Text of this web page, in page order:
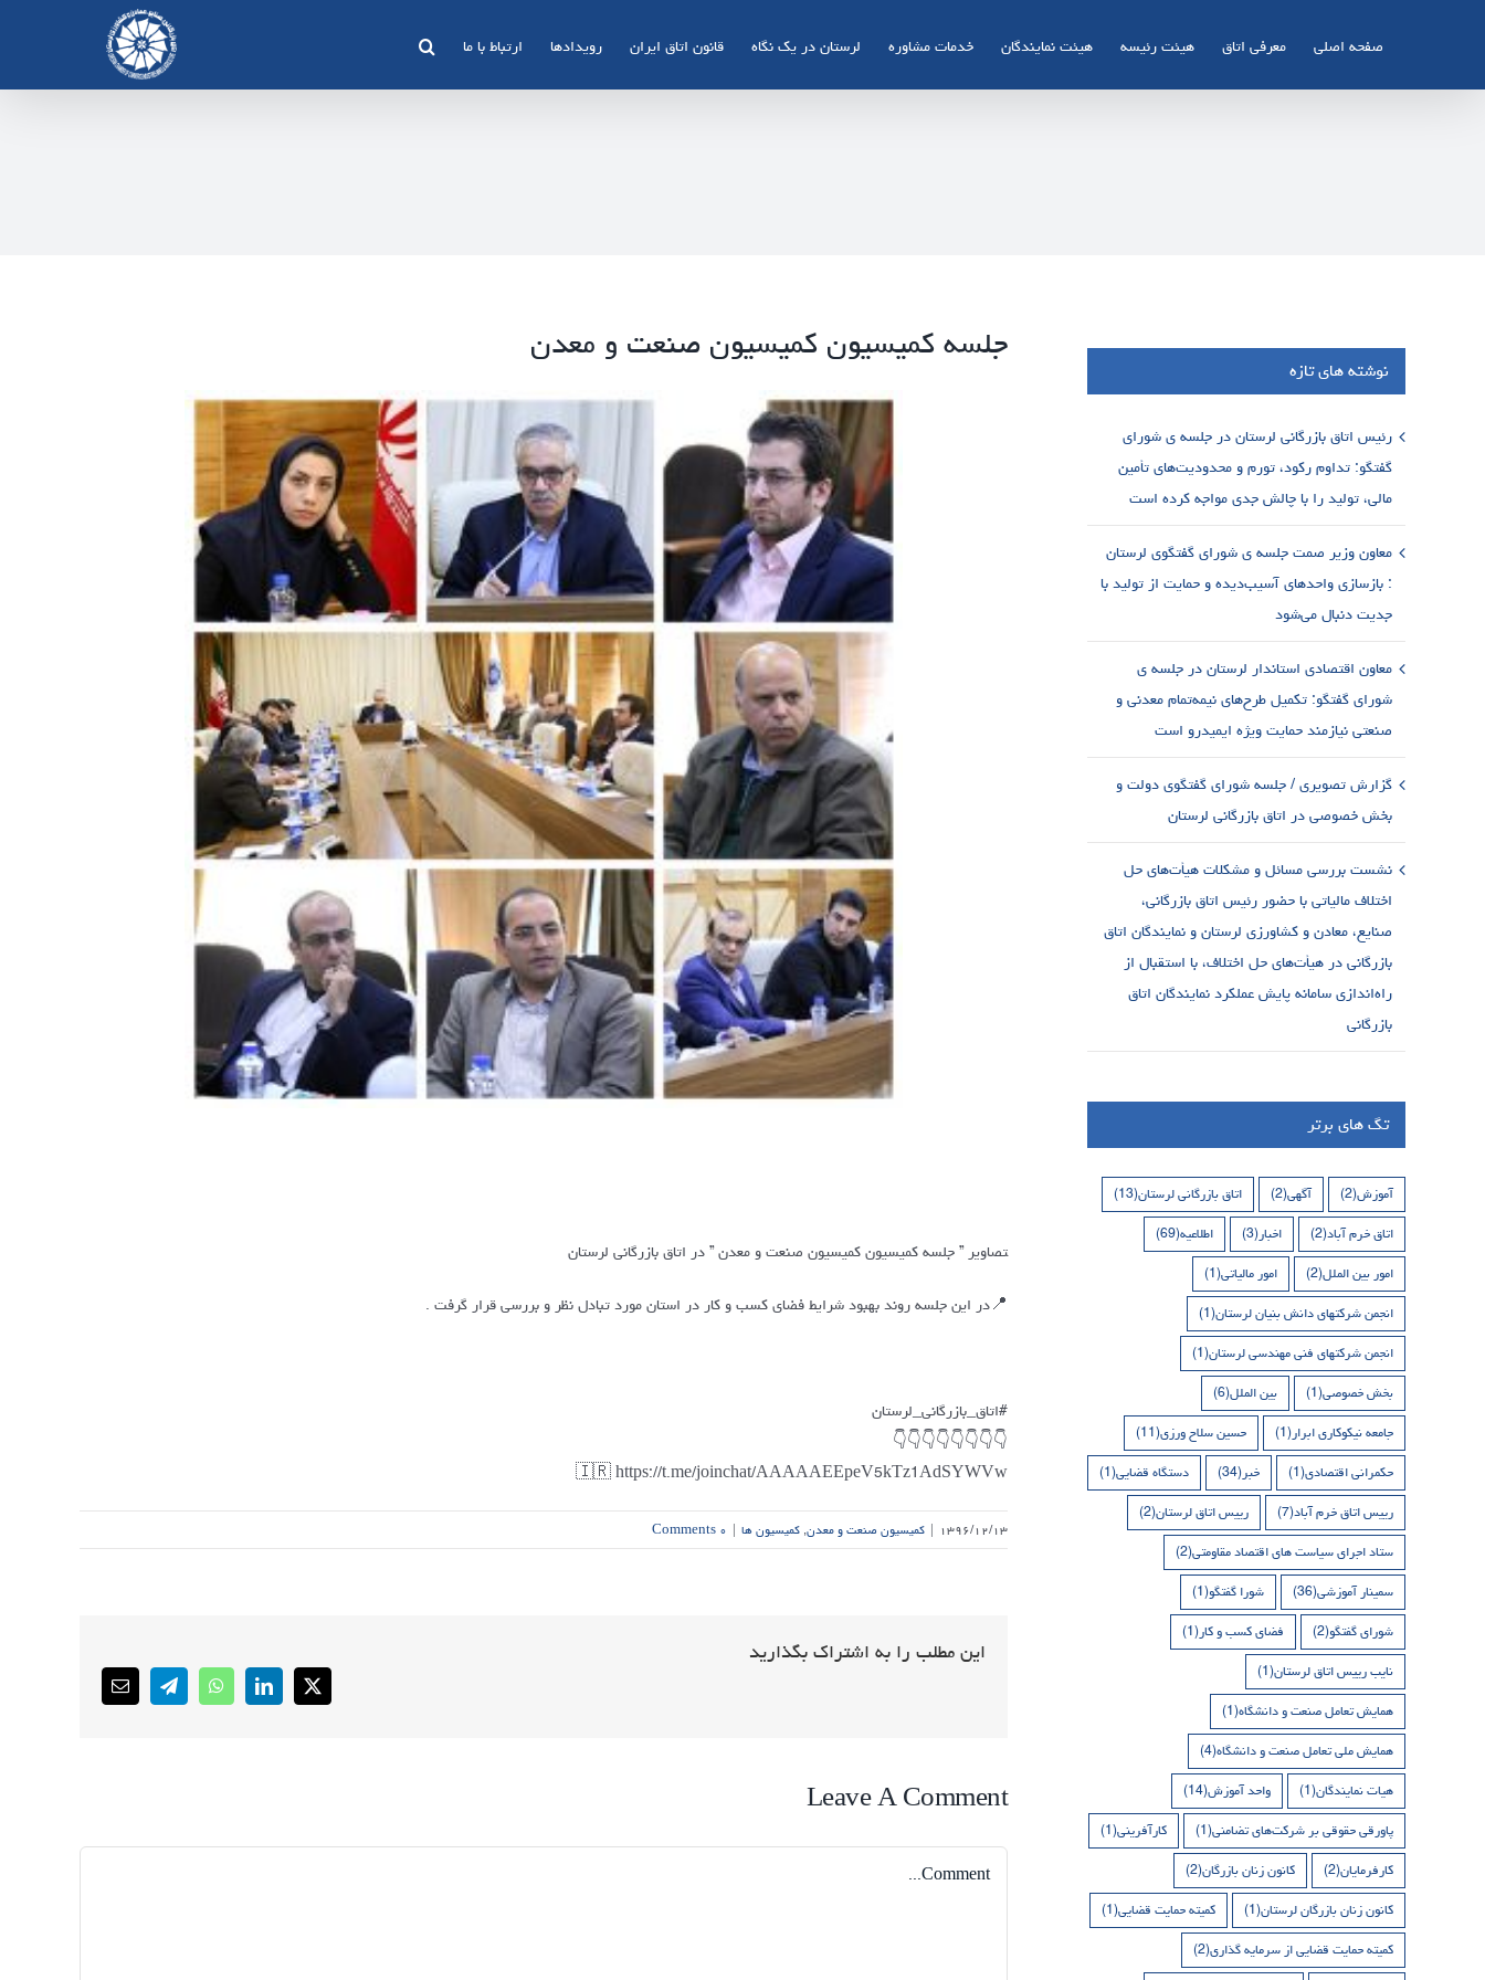
صفحه اصلی معرفی اتاق هیئت رئیسه هیئت نمایندگان خدمات مشاوره لرستان در یک نگاه قانون اتاق ایران رویدادها ارتباط با ما
جلسه کمیسیون کمیسیون صنعت و معدن
‍تصاویر ” جلسه کمیسیون کمیسیون صنعت و معدن ” در اتاق بازرگانی لرستان
📍در این جلسه روند بهبود شرایط فضای کسب و کار در استان مورد تبادل نظر و بررسی قرار گرفت .
#اتاق_بازرگانی_لرستان
👇👇👇👇👇👇👇👇
🇮🇷 https://t.me/joinchat/AAAAAEEpeV5kTz1AdSYWVw
۱۳۹۶/۱۲/۱۳ | کمیسیون صنعت و معدن,کمیسیون ها | ۰ Comments
این مطلب را به اشتراک بگذارید
X
LinkedIn
WhatsApp
Telegram
Email
Leave A Comment
نوشته های تازه
رئیس اتاق بازرگانی لرستان در جلسه ی شورای
گفتگو: تداوم رکود، تورم و محدودیت‌های تأمین
مالی، تولید را با چالش جدی مواجه کرده است
معاون وزیر صمت جلسه ی شورای گفتگوی لرستان
: بازسازی واحدهای آسیب‌دیده و حمایت از تولید با
جدیت دنبال می‌شود
معاون اقتصادی استاندار لرستان در جلسه ی
شورای گفتگو: تکمیل طرح‌های نیمه‌تمام معدنی و
صنعتی نیازمند حمایت ویژه ایمیدرو است
گزارش تصویری / جلسه شورای گفتگوی دولت و
بخش خصوصی در اتاق بازرگانی لرستان
نشست بررسی مسائل و مشکلات هیأت‌های حل
اختلاف مالیاتی با حضور رئیس اتاق بازرگانی،
صنایع، معادن و کشاورزی لرستان و نمایندگان اتاق
بازرگانی در هیأت‌های حل اختلاف، با استقبال از
راه‌اندازی سامانه پایش عملکرد نمایندگان اتاق
بازرگانی
تگ های برتر
آموزش(2) آگهی(2) اتاق بازرگانی لرستان(13)
اتاق خرم آباد(2) اخبار(3) اطلاعیه(69)
امور بین الملل(2) امور مالیاتی(1)
انجمن شرکتهای دانش بنیان لرستان(1)
انجمن شرکتهای فنی مهندسی لرستان(1)
بخش خصوصی(1) بین الملل(6)
جامعه نیکوکاری ابرار(1) حسین سلاح ورزی(11)
حکمرانی اقتصادی(1) خبر(34) دستگاه قضایی(1)
رییس اتاق خرم آباد(7) رییس اتاق لرستان(2)
ستاد اجرای سیاست های اقتصاد مقاومتی(2)
سمینار آموزشی(36) شورا گفتگو(1)
شورای گفتگو(2) فضای کسب و کار(1)
نایب رییس اتاق لرستان(1)
همایش تعامل صنعت و دانشگاه(1)
همایش ملی تعامل صنعت و دانشگاه(4)
هیات نمایندگان(1) واحد آموزش(14)
پاورقی حقوقی بر شرکت‌های تضامنی(1) کارآفرینی(1)
کارفرمایان(2) کانون زنان بازرگان(2)
کانون زنان بازرگان لرستان(1) کمیته حمایت قضایی(1)
کمیته حمایت قضایی از سرمایه گذاری(2)